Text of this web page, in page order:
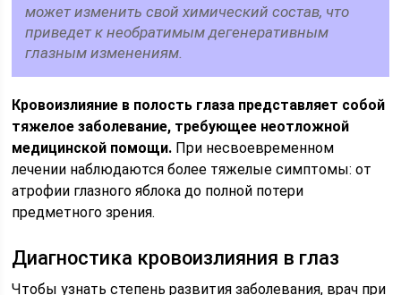
может изменить свой химический состав, что
приведет к необратимым дегенеративным
глазным изменениям.
Кровоизлияние в полость глаза представляет собой
тяжелое заболевание, требующее неотложной
медицинской помощи. При несвоевременном
лечении наблюдаются более тяжелые симптомы: от
атрофии глазного яблока до полной потери
предметного зрения.
Диагностика кровоизлияния в глаз
Чтобы узнать степень развития заболевания, врач при